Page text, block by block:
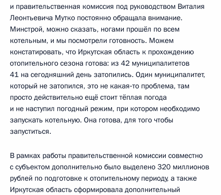
и правительственная комиссия под руководством Виталия
Леонтьевича Мутко постоянно обращала внимание.
Минстрой, можно сказать, ногами прошёл по всем
котельным, и мы посмотрели готовность. Можем
констатировать, что Иркутская область к прохождению
отопительного сезона готова: из 42 муниципалитетов
41 на сегодняшний день затопились. Один муниципалитет,
который не затопился, это не какая‑то проблема, там
просто действительно ещё стоит тёплая погода
и не наступил погодный режим, при котором необходимо
запускать котельную. Она готова, для того чтобы
запуститься.
В рамках работы правительственной комиссии совместно
с субъектом дополнительно было выделено 320 миллионов
рублей по подготовке к отопительному периоду, а также
Иркутская область сформировала дополнительный